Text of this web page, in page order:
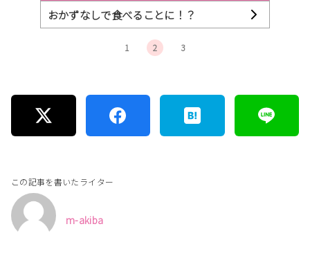
おかずなしで食べることに！？
1 2 3
この記事を書いたライター
m-akiba